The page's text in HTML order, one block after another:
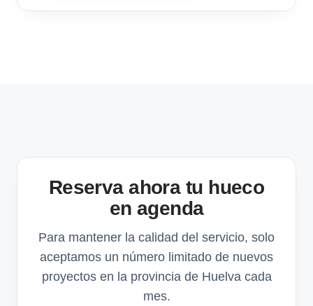
Reserva ahora tu hueco
en agenda
Para mantener la calidad del servicio, solo
aceptamos un número limitado de nuevos
proyectos en la provincia de Huelva cada
mes.